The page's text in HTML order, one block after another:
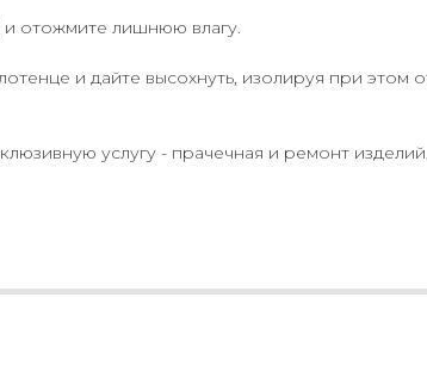
и отожмите лишнюю влагу.
и дайте высохнуть, изолируя при этом
услугу - прачечная и ремонт